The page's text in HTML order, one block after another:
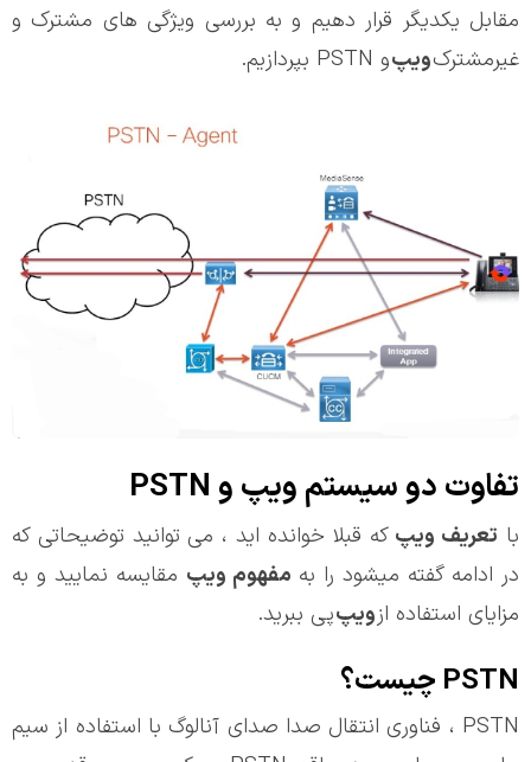
مقابل یکدیگر قرار دهیم و به بررسی ویژگی های مشترک و
غیرمشترکویپو PSTN بپردازیم.
تفاوت دو سیستم ویپ و PSTN
با تعریف ویپ که قبلا خوانده اید ، می توانید توضیحاتی که
در ادامه گفته میشود را به مفهوم ویپ مقایسه نمایید و به
مزایای استفاده ازویپپی ببرید.
PSTN چیست؟
PSTN ، فناوری انتقال صدا صدای آنالوگ با استفاده از سیم